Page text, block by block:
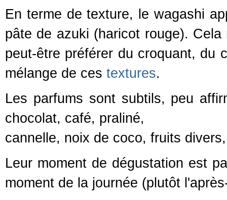
En terme de texture, le wagashi
pâte de azuki (haricot rouge).
peut-être préférer du croquant, du
mélange de ces textures.
Les parfums sont subtils, peu
chocolat, café, praliné,
cannelle, noix de coco, fruits
Leur moment de dégustation est
moment de la journée (plutôt